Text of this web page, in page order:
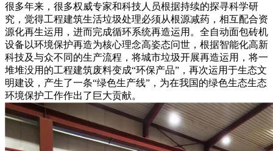
很多年来，很多权威专家和科技人员根据持续的探寻科学研
究，觉得工程建筑生活垃圾处理必须从根源减药，相互配合资
源化再生运用，进而完成循环系统再造运用。全自动面包砖机
设备以环境保护再造为核心理念高姿态问世，根据智能化高新
科技及与众不同的生产流程，将城市垃圾开展再造运用，将一
堆堆没用的工程建筑废料变成“环保产品”，再次运用于生态文
明建设，产生了一条“绿色生产线”，为在我国的绿色生态生态
环境保护工作作出了巨大贡献。